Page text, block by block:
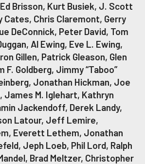
Brisson, Kurt Busiek, J. Scott
Cates, Chris Claremont, Gerry
DeConnick, Peter David, Tom
Al Ewing, Eve L. Ewing,
Gillen, Patrick Gleason, Glen
F. Goldberg, Jimmy “Taboo”
Jonathan Hickman, Joe
James M. Iglehart, Kathryn
Jackendoff, Derek Landy,
Latour, Jeff Lemire,
Everett Lethem, Jonathan
Jeph Loeb, Phil Lord, Ralph
Brad Meltzer, Christopher